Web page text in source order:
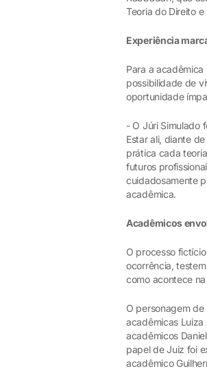
Teoria do Direito
Experiência
Para a
possibilidade de
oportunidade
- O Júri Simulado
Estar ali, diante
prática cada
futuros
cuidadosamente
acadêmica.
Acadêmicos
O processo
ocorrência,
como acontece
O personagem
acadêmicas Luiza
acadêmicos
papel de Juiz foi
acadêmico